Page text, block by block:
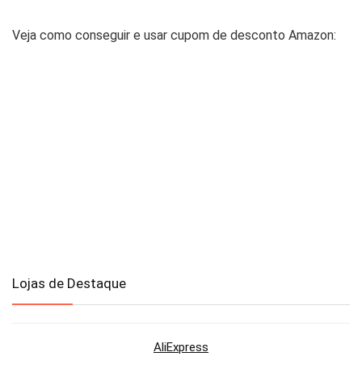
Veja como conseguir e usar cupom de desconto Amazon:
Lojas de Destaque
AliExpress